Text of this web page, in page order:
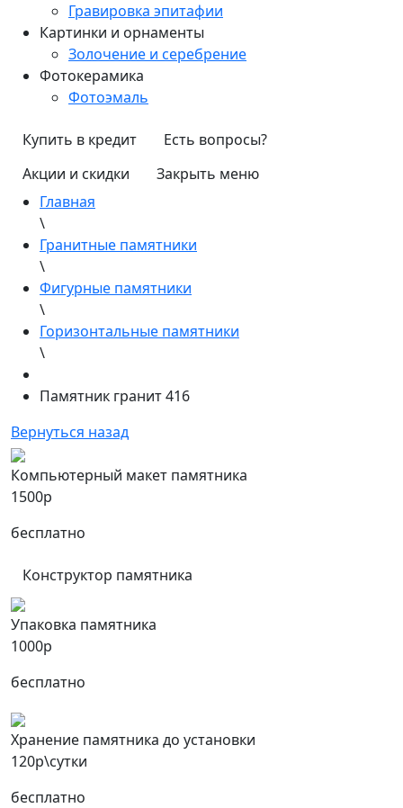
Гравировка эпитафии
Картинки и орнаменты
Золочение и серебрение
Фотокерамика
Фотоэмаль
Купить в кредит
Есть вопросы?
Акции и скидки
Закрыть меню
Главная
\
Гранитные памятники
\
Фигурные памятники
\
Горизонтальные памятники
\
Памятник гранит 416
Вернуться назад
Компьютерный макет памятника
1500р
бесплатно
Конструктор памятника
Упаковка памятника
1000р
бесплатно
Хранение памятника до установки
120р\сутки
бесплатно